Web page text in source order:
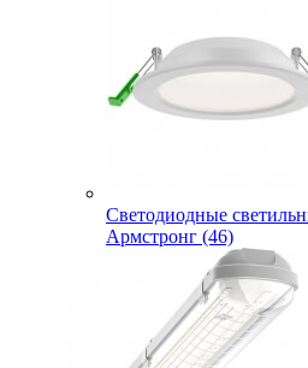
Cветодиодные
Армстронг (46)